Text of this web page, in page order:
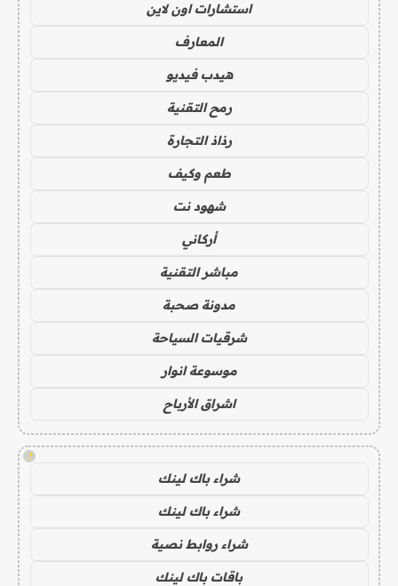
استشارات اون لاين
المعارف
هيدب فيديو
رمح التقنية
رذاذ التجارة
طعم وكيف
شهود نت
أركاني
مباشر التقنية
مدونة صحبة
شرقيات السياحة
موسوعة انوار
اشراق الأرباح
!
شراء باك لينك
شراء باك لينك
شراء روابط نصية
باقات باك لينك